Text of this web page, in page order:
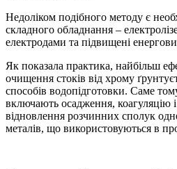
Недоліком подібного методу є
складного обладнання –
електродами та підвищені
Як показала практика, найбільш
очищення стоків від хрому
способів водопідготовки. Саме
включають осадження, коагуляцію і
відновлення розчинних сполук
металів, що використовуються в